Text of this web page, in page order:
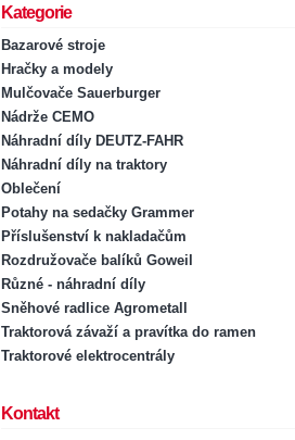
Kategorie
Bazarové stroje
Hračky a modely
Mulčovače Sauerburger
Nádrže CEMO
Náhradní díly DEUTZ-FAHR
Náhradní díly na traktory
Oblečení
Potahy na sedačky Grammer
Příslušenství k nakladačům
Rozdružovače balíků Goweil
Různé - náhradní díly
Sněhové radlice Agrometall
Traktorová závaží a pravítka do ramen
Traktorové elektrocentrály
Kontakt